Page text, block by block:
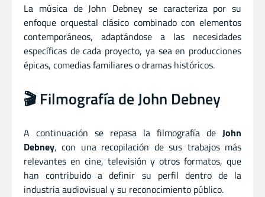
La música de John Debney se caracteriza por su
enfoque orquestal clásico combinado con elementos
contemporáneos, adaptándose a las necesidades
específicas de cada proyecto, ya sea en producciones
épicas, comedias familiares o dramas históricos.
🎬 Filmografía de John Debney
A continuación se repasa la filmografía de John
Debney, con una recopilación de sus trabajos más
relevantes en cine, televisión y otros formatos, que
han contribuido a definir su perfil dentro de la
industria audiovisual y su reconocimiento público.